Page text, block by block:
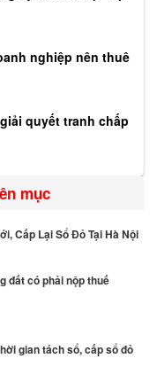
nghiệp nên thuê
quyết tranh chấp
mục
Cấp Lại Sổ Đỏ Tại Hà Nội
đất có phải nộp thuế
gian tách sổ, cấp sổ đỏ